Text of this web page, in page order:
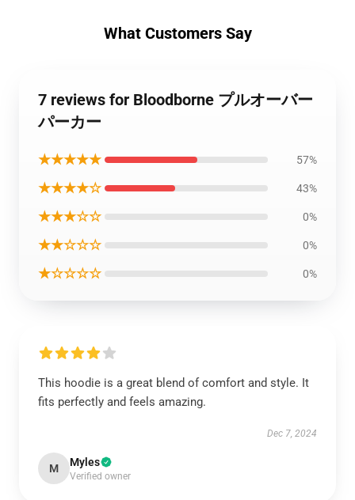
What Customers Say
7 reviews for Bloodborne プルオーバー
パーカー
★★★★★ 57%
★★★★☆ 43%
★★★☆☆ 0%
★★☆☆☆ 0%
★☆☆☆☆ 0%
This hoodie is a great blend of comfort and style. It
fits perfectly and feels amazing.
Dec 7, 2024
M Myles
Verified owner